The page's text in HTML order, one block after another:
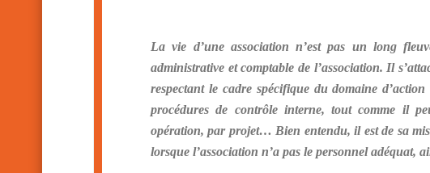
La vie d’une association n’est pas un long
administrative et comptable de l’association. Il
respectant le cadre spécifique du domaine
procédures de contrôle interne, tout comme il
opération, par projet… Bien entendu, il est de sa
lorsque l’association n’a pas le personnel adéquat,